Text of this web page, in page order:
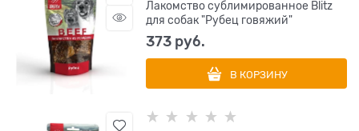
Лакомство сублимированное Blitz
для собак "Рубец говяжий"
373 руб.
В КОРЗИНУ